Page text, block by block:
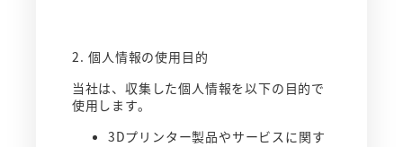
2. 個人情報の使用目的
当社は、収集した個人情報を以下の目的で
使用します。
3Dプリンター製品やサービスに関す